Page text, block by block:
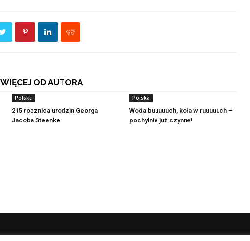
WIĘCEJ OD AUTORA
Polska
215 rocznica urodzin Georga
Jacoba Steenke
Polska
Woda buuuuuch, koła w ruuuuuch –
pochylnie już czynne!